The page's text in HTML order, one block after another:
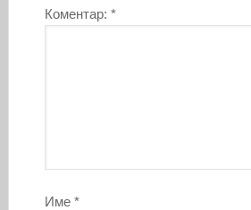
Коментар: *
Име *